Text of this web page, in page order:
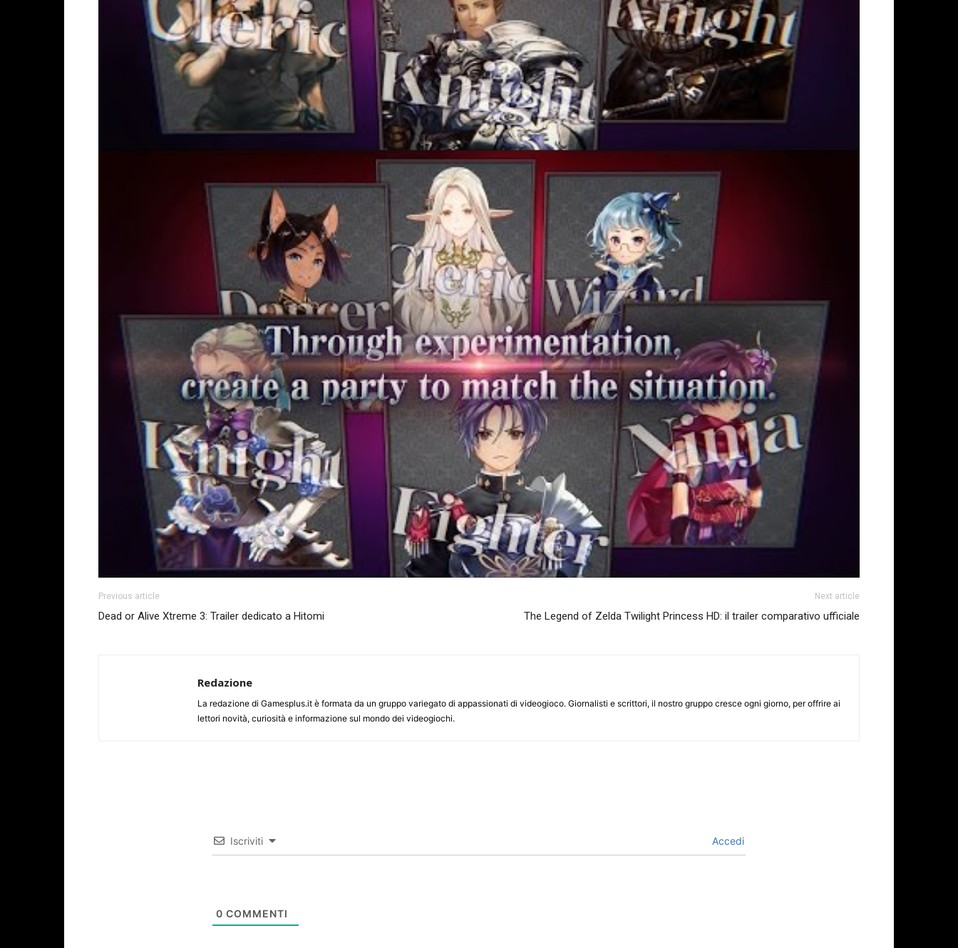
Previous article
Dead or Alive Xtreme 3: Trailer dedicato a Hitomi
Next article
The Legend of Zelda Twilight Princess HD: il trailer comparativo ufficiale
Redazione
La redazione di Gamesplus.it è formata da un gruppo variegato di appassionati di videogioco. Giornalisti e scrittori, il nostro gruppo cresce ogni giorno, per offrire ai
lettori novità, curiosità e informazione sul mondo dei videogiochi.
Iscriviti Accedi
0 COMMENTI